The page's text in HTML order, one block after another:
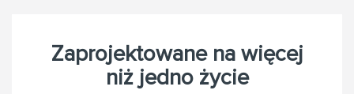
Zaprojektowane na więcej
niż jedno życie